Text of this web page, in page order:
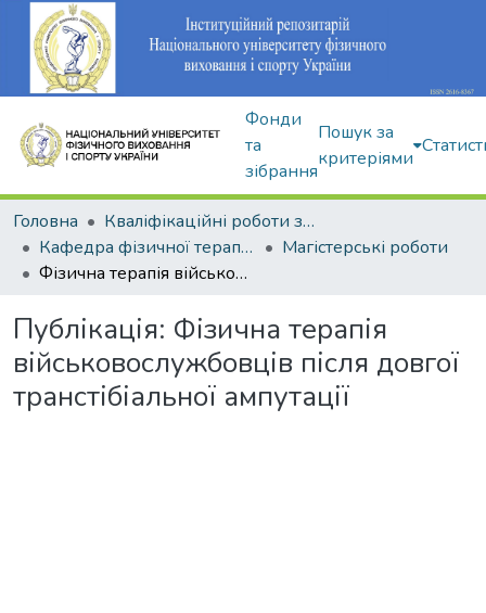
Фонди
та
зібрання
Пошук за
критеріями
Головна
Кваліфікаційні роботи здобувачів вищої освіти
Кафедра фізичної терапії та ерготерапії
Магістерські роботи
Фізична терапія військовослужбовців після довгої транстібіальної ампутації
Публікація: Фізична терапія
військовослужбовців після довгої
транстібіальної ампутації